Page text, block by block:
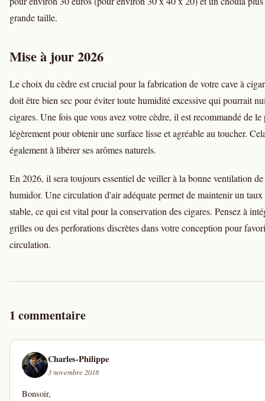
grande taille.
Mise à jour 2026
Le choix du cèdre est crucial pour la fabrication de votre cave à
doit être bien sec pour éviter toute humidité excessive qui pourrait
cigares. Une fois que vous avez votre cèdre, il est recommandé de le
légèrement pour obtenir une surface lisse et agréable au toucher.
également à libérer ses arômes naturels.
En 2026, il sera toujours essentiel de veiller à la bonne ventilation
humidor. Une circulation d'air adéquate permet de maintenir un
stable, ce qui est vital pour la conservation des cigares. Pensez à
grilles ou des perforations discrètes dans votre conception pour
circulation.
1 commentaire
Charles-Philippe
3 novembre 2018
Bonsoir,